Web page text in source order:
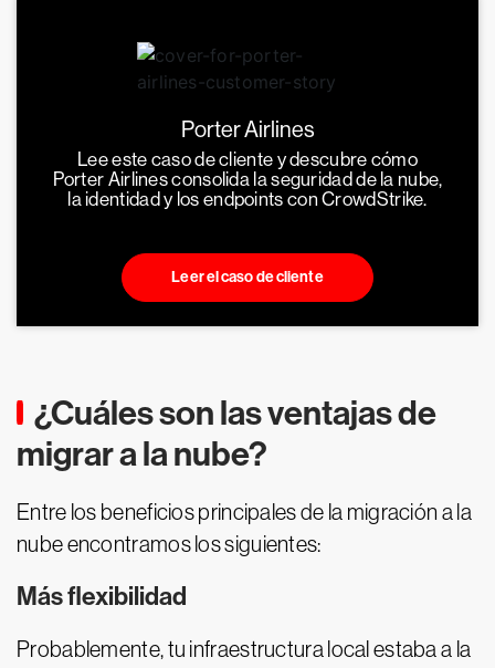
Porter Airlines
Lee este caso de cliente y descubre cómo
Porter Airlines consolida la seguridad de la nube,
la identidad y los endpoints con CrowdStrike.
Leer el caso de cliente
¿Cuáles son las ventajas de
migrar a la nube?
Entre los beneficios principales de la migración a la
nube encontramos los siguientes:
Más flexibilidad
Probablemente, tu infraestructura local estaba a la